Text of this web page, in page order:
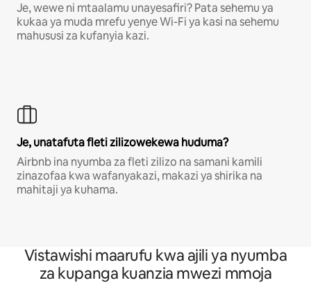
Je, wewe ni mtaalamu unayesafiri? Pata sehemu ya
kukaa ya muda mrefu yenye Wi-Fi ya kasi na sehemu
mahususi za kufanyia kazi.
Je, unatafuta fleti zilizowekewa huduma?
Airbnb ina nyumba za fleti zilizo na samani kamili
zinazofaa kwa wafanyakazi, makazi ya shirika na
mahitaji ya kuhama.
Vistawishi maarufu kwa ajili ya nyumba
za kupanga kuanzia mwezi mmoja